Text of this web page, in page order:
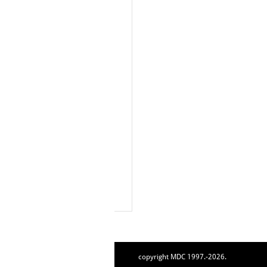
copyright MDC 1997.-2026.